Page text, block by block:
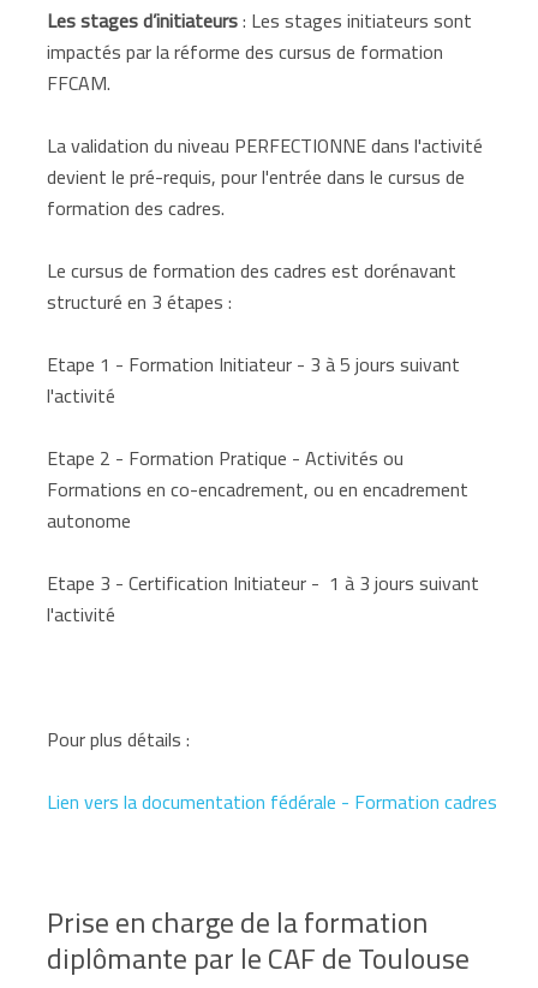
Les stages d’initiateurs: Les stages initiateurs sont
impactés par la réforme des cursus de formation
FFCAM.
La validation du niveau PERFECTIONNE dans l'activité
devient le pré-requis, pour l'entrée dans le cursus de
formation des cadres.
Le cursus de formation des cadres est dorénavant
structuré en 3 étapes :
Etape 1 - Formation Initiateur - 3 à 5 jours suivant
l'activité
Etape 2 - Formation Pratique - Activités ou
Formations en co-encadrement, ou en encadrement
autonome
Etape 3 - Certification Initiateur - 1 à 3 jours suivant
l'activité
Pour plus détails :
Lien vers la documentation fédérale - Formation cadres
Prise en charge de la formation
diplômante par le CAF de Toulouse